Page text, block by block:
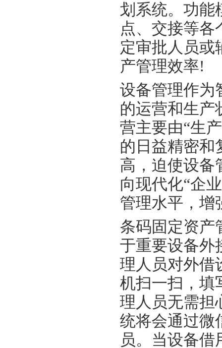
划系统。功能
点、交接等各
定审批人员或
产管理效率!
设备管理作为
的运营和生产
营主要由“生
的日益精密和
高，迫使设备
向现代化“企
管理水平，增
条码固定资产
于重要设备外
理人员对外借
机扫一扫，填
理人员无需担
统将会通过微
员。当设备